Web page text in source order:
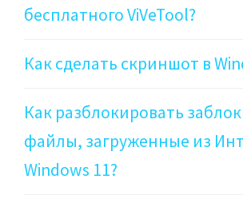
бесплатного ViVeTool?
Как сделать скриншот в
Как разблокировать
файлы, загруженные из
Windows 11?